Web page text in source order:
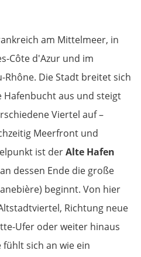
am Mittelmeer, in
Côte d'Azur und im
Die Stadt breitet sich
aus und steigt
Viertel auf –
Meerfront und
ist derAlte Hafen
dessen Ende die große
beginnt. Von hier
Richtung neue
Ufer oder weiter hinaus
sich an wie ein